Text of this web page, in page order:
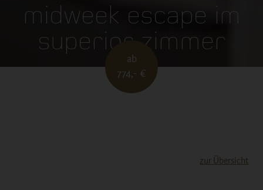
midweek escape im
superior zimmer
ab
774,- €
zur Übersicht